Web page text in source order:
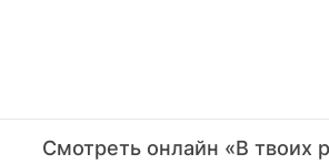
Смотреть онлайн «В твоих